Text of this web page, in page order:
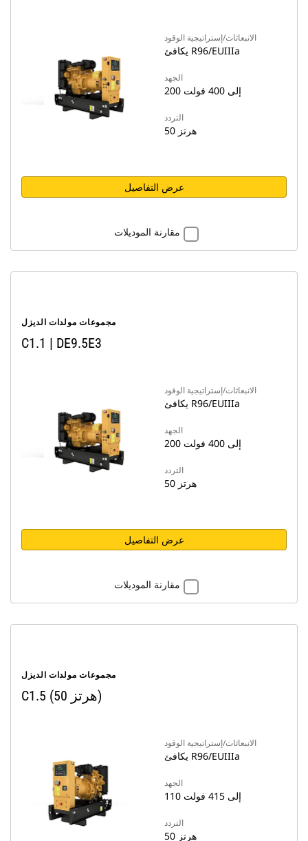
الانبعاثات/إستراتيجية الوقود
يكافئ R96/EUIIIa
الجهد
200 إلى 400 فولت
التردد
50 هرتز
عرض التفاصيل
مقارنة الموديلات
مجموعات مولدات الديزل
C1.1 | DE9.5E3
الانبعاثات/إستراتيجية الوقود
يكافئ R96/EUIIIa
الجهد
200 إلى 400 فولت
التردد
50 هرتز
عرض التفاصيل
مقارنة الموديلات
مجموعات مولدات الديزل
C1.5 (50 هرتز)
الانبعاثات/إستراتيجية الوقود
يكافئ R96/EUIIIa
الجهد
110 إلى 415 فولت
التردد
50 هرتز